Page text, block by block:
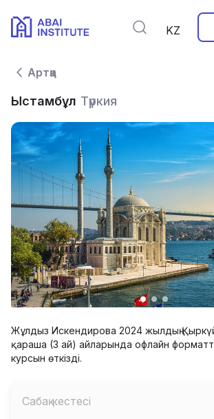
KZ
Артқа
Ыстамбұл Түркия
Жұлдыз Искендирова 2024 жылдың
қараша (3 ай) айларында офлайн форматта
курсын өткізді.
Сабақ кестесі